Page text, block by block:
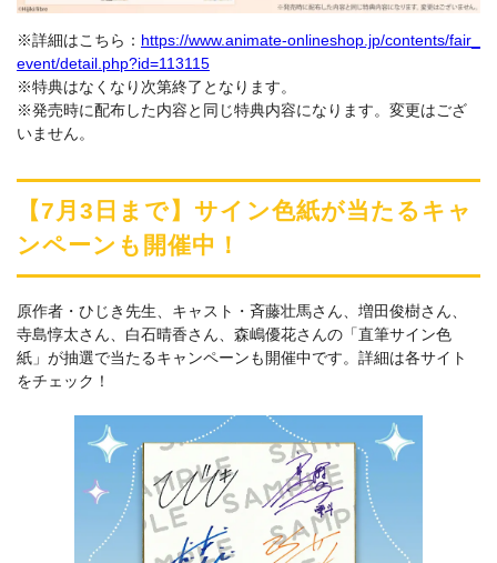
※詳細はこちら： https://www.animate-onlineshop.jp/contents/fair_
event/detail.php?id=113115
※特典はなくなり次第終了となります。
※発売時に配布した内容と同じ特典内容になります。変更はござ
いません。
【7月3日まで】サイン色紙が当たるキャ
ンペーンも開催中！
原作者・ひじき先生、キャスト・斉藤壮馬さん、増田俊樹さん、
寺島惇太さん、白石晴香さん、森嶋優花さんの「直筆サイン色
紙」が抽選で当たるキャンペーンも開催中です。詳細は各サイト
をチェック！